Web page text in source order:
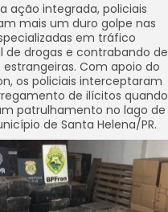
ação integrada, policiais
mais um duro golpe nas
em tráfico
de drogas e contrabando de
Com apoio do
os policiais interceptaram
de ilícitos quando
patrulhamento no lago de
de Santa Helena/PR.